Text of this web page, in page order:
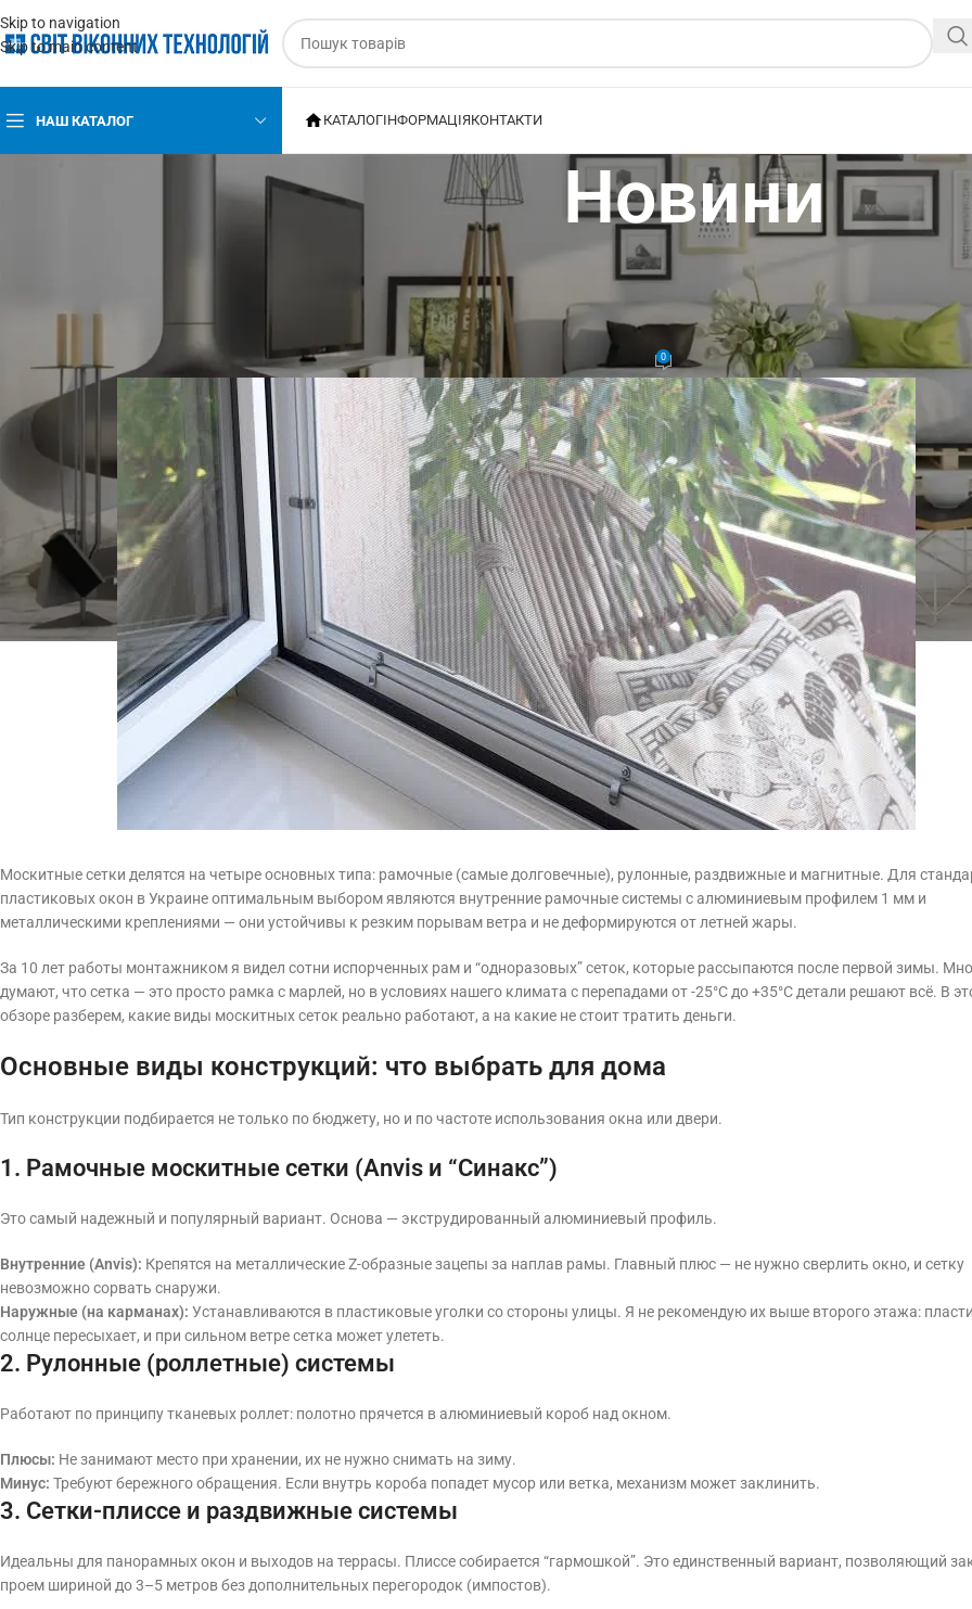
Skip to navigation
Skip to main content
НАШ КАТАЛОГ КАТАЛОГІНФОРМАЦІЯКОНТАКТИ
Новини
МОСКІТНІ СІТКИ
Москитные сетки: профессиональный обзор видов, конструкций
нюансов монтажа
Опубліковано Vladislav Вкл 06.06.2026 0
Москитные сетки делятся на четыре основных типа: рамочные (самые долговечные), рулонные, раздвижные и магнитные. Для
пластиковых окон в Украине оптимальным выбором являются внутренние рамочные системы с алюминиевым профилем 1 мм и
металлическими креплениями — они устойчивы к резким порывам ветра и не деформируются от летней жары.
За 10 лет работы монтажником я видел сотни испорченных рам и “одноразовых” сеток, которые рассыпаются после первой зимы.
думают, что сетка — это просто рамка с марлей, но в условиях нашего климата с перепадами от -25°C до +35°C детали решают всё. В
обзоре разберем, какие виды москитных сеток реально работают, а на какие не стоит тратить деньги.
Основные виды конструкций: что выбрать для дома
Тип конструкции подбирается не только по бюджету, но и по частоте использования окна или двери.
1. Рамочные москитные сетки (Anvis и “Синакс”)
Это самый надежный и популярный вариант. Основа — экструдированный алюминиевый профиль.
Внутренние (Anvis): Крепятся на металлические Z-образные зацепы за наплав рамы. Главный плюс — не нужно сверлить окно, и сетку
невозможно сорвать снаружи.
Наружные (на карманах): Устанавливаются в пластиковые уголки со стороны улицы. Я не рекомендую их выше второго этажа:
солнце пересыхает, и при сильном ветре сетка может улететь.
2. Рулонные (роллетные) системы
Работают по принципу тканевых роллет: полотно прячется в алюминиевый короб над окном.
Плюсы: Не занимают место при хранении, их не нужно снимать на зиму.
Минус: Требуют бережного обращения. Если внутрь короба попадет мусор или ветка, механизм может заклинить.
3. Сетки-плиссе и раздвижные системы
Идеальны для панорамных окон и выходов на террасы. Плиссе собирается “гармошкой”. Это единственный вариант, позволяющий
проем шириной до 3–5 метров без дополнительных перегородок (импостов).